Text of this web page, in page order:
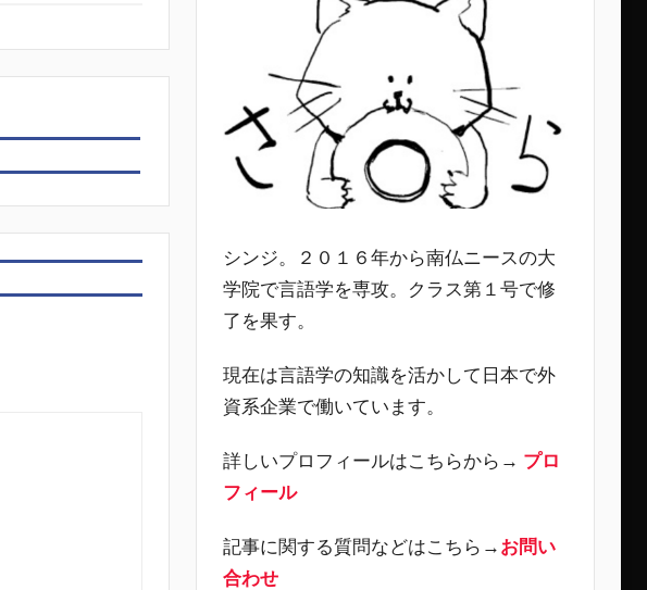
シンジ。２０１６年から南仏ニースの大
学院で言語学を専攻。クラス第１号で修
了を果す。
現在は言語学の知識を活かして日本で外
資系企業で働いています。
詳しいプロフィールはこちらから→ プロ
フィール
記事に関する質問などはこちら→ お問い
合わせ